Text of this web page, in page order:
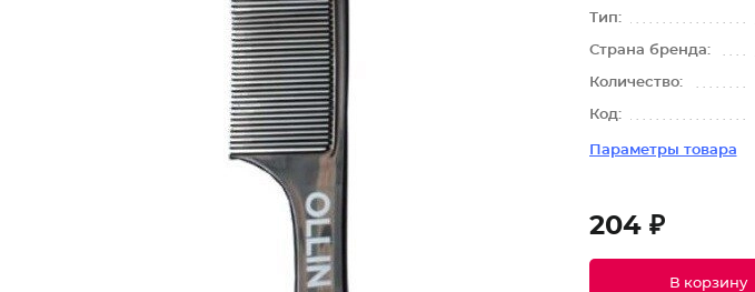
Тип:
Страна бренда:
Количество:
Код:
Параметры товара
204 ₽
В корзину